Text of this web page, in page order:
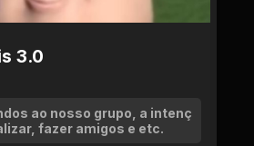
3.0
ao nosso grupo, a intenç
fazer amigos e etc.